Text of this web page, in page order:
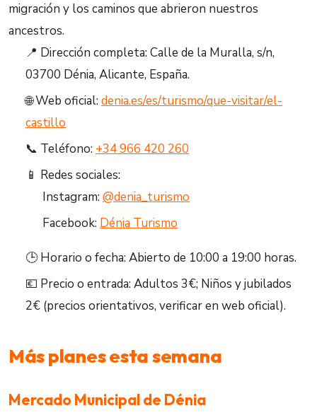
migración y los caminos que abrieron nuestros
ancestros.
📍 Dirección completa: Calle de la Muralla, s/n,
03700 Dénia, Alicante, España.
🌐 Web oficial:denia.es/es/turismo/que-visitar/el-
castillo
📞 Teléfono: +34 966 420 260
📱 Redes sociales:
Instagram:@denia_turismo
Facebook: Dénia Turismo
🕒 Horario o fecha: Abierto de 10:00 a 19:00 horas.
💶 Precio o entrada: Adultos 3€; Niños y jubilados
2€ (precios orientativos, verificar en web oficial).
Más planes esta semana
Mercado Municipal de Dénia